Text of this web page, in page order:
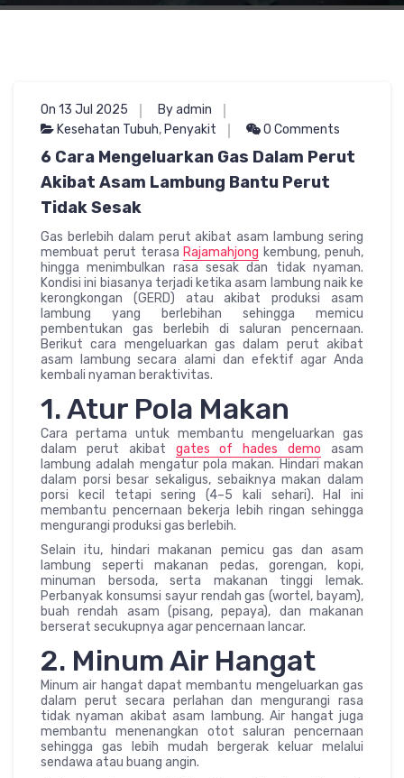
On 13 Jul 2025
By admin
Kesehatan Tubuh, Penyakit 0 Comments
6 Cara Mengeluarkan Gas Dalam Perut
Akibat Asam Lambung Bantu Perut
Tidak Sesak
Gas berlebih dalam perut akibat asam lambung sering
membuat perut terasa Rajamahjong kembung, penuh,
hingga menimbulkan rasa sesak dan tidak nyaman.
Kondisi ini biasanya terjadi ketika asam lambung naik ke
kerongkongan (GERD) atau akibat produksi asam
lambung yang berlebihan sehingga memicu
pembentukan gas berlebih di saluran pencernaan.
Berikut cara mengeluarkan gas dalam perut akibat
asam lambung secara alami dan efektif agar Anda
kembali nyaman beraktivitas.
1. Atur Pola Makan
Cara pertama untuk membantu mengeluarkan gas
dalam perut akibat gates of hades demo asam
lambung adalah mengatur pola makan. Hindari makan
dalam porsi besar sekaligus, sebaiknya makan dalam
porsi kecil tetapi sering (4–5 kali sehari). Hal ini
membantu pencernaan bekerja lebih ringan sehingga
mengurangi produksi gas berlebih.
Selain itu, hindari makanan pemicu gas dan asam
lambung seperti makanan pedas, gorengan, kopi,
minuman bersoda, serta makanan tinggi lemak.
Perbanyak konsumsi sayur rendah gas (wortel, bayam),
buah rendah asam (pisang, pepaya), dan makanan
berserat secukupnya agar pencernaan lancar.
2. Minum Air Hangat
Minum air hangat dapat membantu mengeluarkan gas
dalam perut secara perlahan dan mengurangi rasa
tidak nyaman akibat asam lambung. Air hangat juga
membantu menenangkan otot saluran pencernaan
sehingga gas lebih mudah bergerak keluar melalui
sendawa atau buang angin.